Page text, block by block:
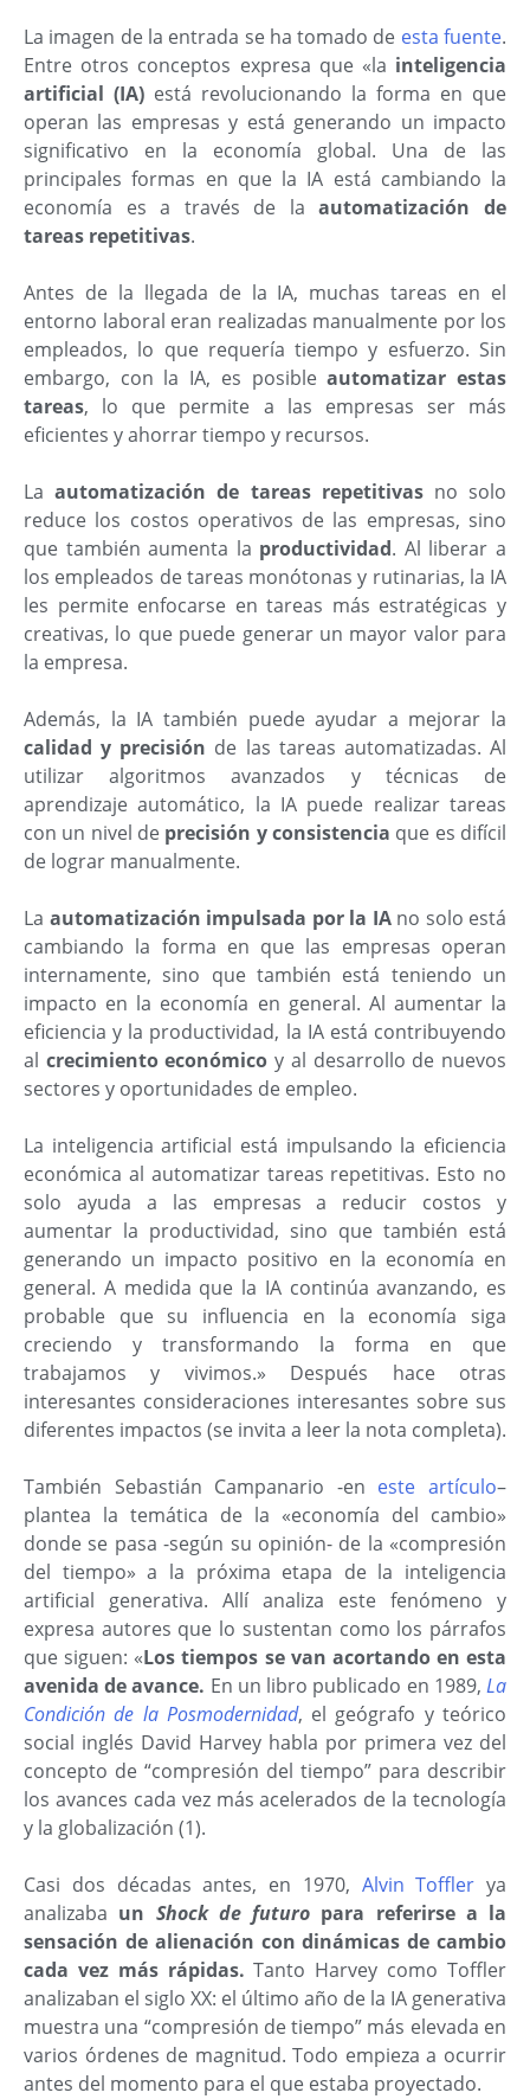
La imagen de la entrada se ha tomado de esta fuente.
Entre otros conceptos expresa que «la inteligencia
artificial (IA) está revolucionando la forma en que
operan las empresas y está generando un impacto
significativo en la economía global. Una de las
principales formas en que la IA está cambiando la
economía es a través de laautomatización de
tareas repetitivas.
Antes de la llegada de la IA, muchas tareas en el
entorno laboral eran realizadas manualmente por los
empleados, lo que requería tiempo y esfuerzo. Sin
embargo, con la IA, es posibleautomatizar estas
tareas, lo que permite a las empresas ser más
eficientes y ahorrar tiempo y recursos.
Laautomatización de tareas repetitivasno solo
reduce los costos operativos de las empresas, sino
que también aumenta la productividad. Al liberar a
los empleados de tareas monótonas y rutinarias, la IA
les permite enfocarse en tareas más estratégicas y
creativas, lo que puede generar un mayor valor para
la empresa.
Además, la IA también puede ayudar a mejorar la
calidad y precisión de las tareas automatizadas. Al
utilizar algoritmos avanzados y técnicas de
aprendizaje automático, la IA puede realizar tareas
con un nivel de precisión y consistencia que es difícil
de lograr manualmente.
La automatización impulsada por la IAno solo está
cambiando la forma en que las empresas operan
internamente, sino que también está teniendo un
impacto en la economía en general. Al aumentar la
eficiencia y la productividad, la IA está contribuyendo
al crecimiento económico y al desarrollo de nuevos
sectores y oportunidades de empleo.
La inteligencia artificial está impulsando la eficiencia
económica al automatizar tareas repetitivas. Esto no
solo ayuda a las empresas a reducir costos y
aumentar la productividad, sino que también está
generando un impacto positivo en la economía en
general. A medida que la IA continúa avanzando, es
probable que su influencia en la economía siga
creciendo y transformando la forma en que
trabajamos y vivimos.» Después hace otras
interesantes consideraciones interesantes sobre sus
diferentes impactos (se invita a leer la nota completa).
También Sebastián Campanario -en este artículo–
plantea la temática de la «economía del cambio»
donde se pasa -según su opinión- de la «compresión
del tiempo» a la próxima etapa de la inteligencia
artificial generativa. Allí analiza este fenómeno y
expresa autores que lo sustentan como los párrafos
que siguen: «Los tiempos se van acortando en esta
avenida de avance. En un libro publicado en 1989,La
Condición de la Posmodernidad, el geógrafo y teórico
social inglés David Harvey habla por primera vez del
concepto de “compresión del tiempo” para describir
los avances cada vez más acelerados de la tecnología
y la globalización (1).
Casi dos décadas antes, en 1970, Alvin Toffler ya
analizaba un Shock de futuro para referirse a la
sensación de alienación con dinámicas de cambio
cada vez más rápidas.Tanto Harvey como Toffler
analizaban el siglo XX: el último año de la IA generativa
muestra una “compresión de tiempo” más elevada en
varios órdenes de magnitud. Todo empieza a ocurrir
antes del momento para el que estaba proyectado.